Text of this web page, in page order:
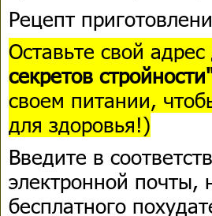
Рецепт
Оставьте свой
секретов
своем питании,
для здоровья!)
Введите в
электронной почты,
бесплатного